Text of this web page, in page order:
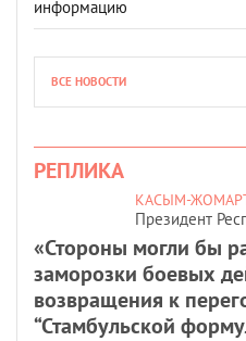
информацию
ВСЕ НОВОСТИ
РЕПЛИКА
КАСЫМ-
Президент
«Стороны могли бы
заморозки боевых
возвращения к
“Стамбульской